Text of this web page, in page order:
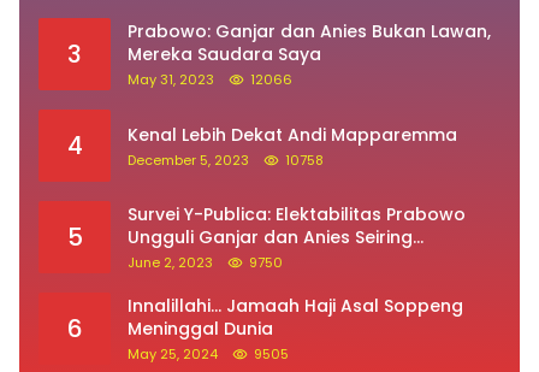
3
Prabowo: Ganjar dan Anies Bukan Lawan,
Mereka Saudara Saya
May 31, 2023 12066
4 Kenal Lebih Dekat Andi Mapparemma
December 5, 2023 10758
5
Survei Y-Publica: Elektabilitas Prabowo
Ungguli Ganjar dan Anies Seiring
Kepuasan Terhadap Jokowi Naik
June 2, 2023 9750
6
Innalillahi… Jamaah Haji Asal Soppeng
Meninggal Dunia
May 25, 2024 9505